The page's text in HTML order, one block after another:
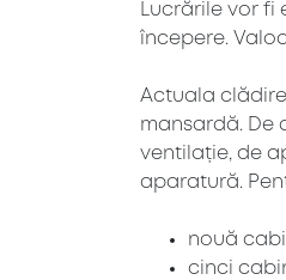
Lucrările vor fi
începere.
Actuala
mansardă. De
ventilație, de
aparatură.
nouă
cinci